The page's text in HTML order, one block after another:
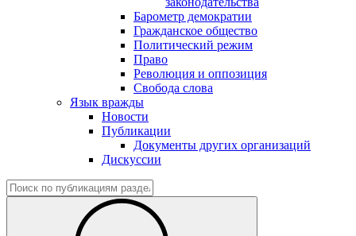
Барометр демократии
Гражданское общество
Политический режим
Право
Революция и оппозиция
Свобода слова
Язык вражды
Новости
Публикации
Документы других организаций
Дискуссии